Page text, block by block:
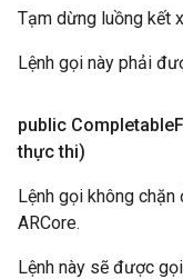
Tạm dừng luồng kết
Lệnh gọi này phải
public Completable
thực thi)
Lệnh gọi không
ARCore.
Lệnh này sẽ được